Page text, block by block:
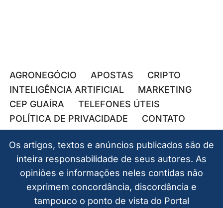
AGRONEGÓCIO APOSTAS
CRIPTO
INTELIGÊNCIA ARTIFICIAL
MARKETING
CEP GUAÍRA
TELEFONES ÚTEIS
POLÍTICA DE PRIVACIDADE
CONTATO
Os artigos, textos e anúncios publicados são de
inteira responsabilidade de seus autores. As
opiniões e informações neles contidas não
exprimem concordância, discordância e
tampouco o ponto de vista do Portal